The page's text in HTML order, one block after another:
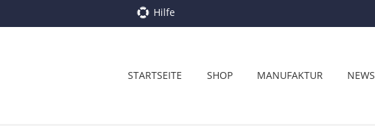
Hilfe
STARTSEITE SHOP MANUFAKTUR NEWS